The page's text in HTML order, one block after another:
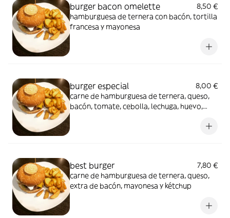
burger bacon omelette
8,50 €
hamburguesa de ternera con bacón, tortilla
francesa y mayonesa
burger especial
8,00 €
carne de hamburguesa de ternera, queso,
bacón, tomate, cebolla, lechuga, huevo,
best burger
7,80 €
carne de hamburguesa de ternera, queso,
extra de bacón, mayonesa y kétchup